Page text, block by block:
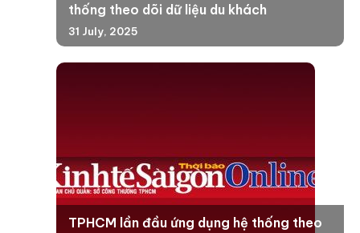
thống theo dõi dữ liệu du khách
31 July, 2025
TPHCM lần đầu ứng dụng hệ thống theo